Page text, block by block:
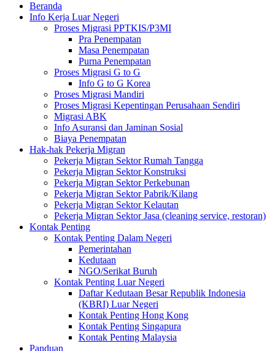
Beranda
Info Kerja Luar Negeri
Proses Migrasi PPTKIS/P3MI
Pra Penempatan
Masa Penempatan
Purna Penempatan
Proses Migrasi G to G
Info G to G Korea
Proses Migrasi Mandiri
Proses Migrasi Kepentingan Perusahaan Sendiri
Migrasi ABK
Info Asuransi dan Jaminan Sosial
Biaya Penempatan
Hak-hak Pekerja Migran
Pekerja Migran Sektor Rumah Tangga
Pekerja Migran Sektor Konstruksi
Pekerja Migran Sektor Perkebunan
Pekerja Migran Sektor Pabrik/Kilang
Pekerja Migran Sektor Kelautan
Pekerja Migran Sektor Jasa (cleaning service, restoran)
Kontak Penting
Kontak Penting Dalam Negeri
Pemerintahan
Kedutaan
NGO/Serikat Buruh
Kontak Penting Luar Negeri
Daftar Kedutaan Besar Republik Indonesia
(KBRI) Luar Negeri
Kontak Penting Hong Kong
Kontak Penting Singapura
Kontak Penting Malaysia
Panduan